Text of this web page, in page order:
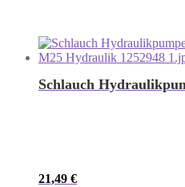
Schlauch
21,49 €